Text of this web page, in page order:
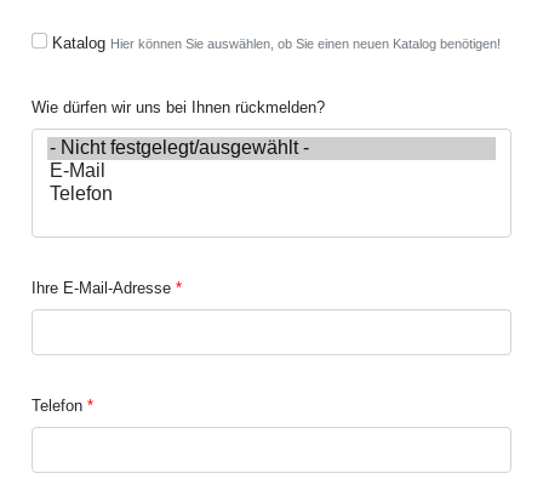
Katalog Hier können Sie auswählen, ob Sie einen neuen Katalog benötigen!
Wie dürfen wir uns bei Ihnen rückmelden?
Ihre E-Mail-Adresse
Telefon